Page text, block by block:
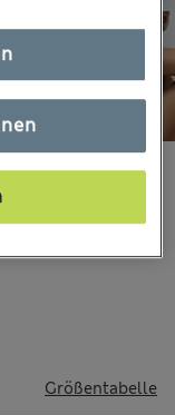
Abgaben
Größentabelle